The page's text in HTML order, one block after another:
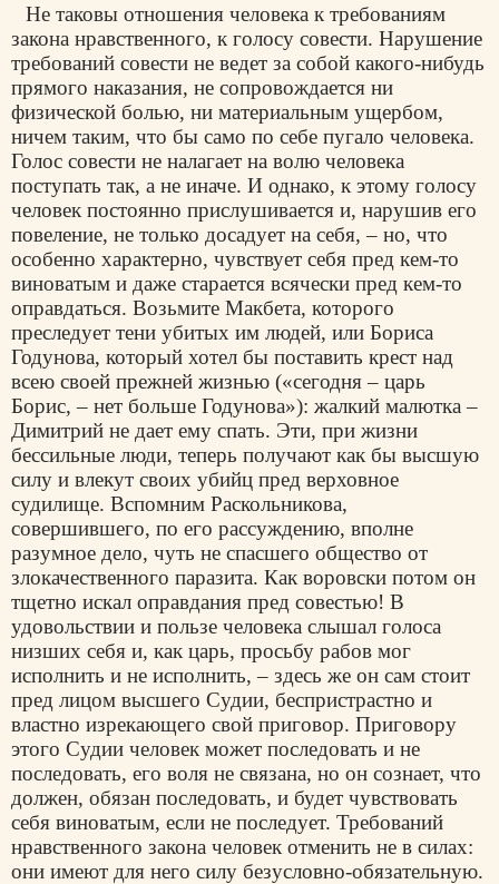
Не таковы отношения человека к требованиям
закона нравственного, к голосу совести. Нарушение
требований совести не ведет за собой какого-нибудь
прямого наказания, не сопровождается ни
физической болью, ни материальным ущербом,
ничем таким, что бы само по себе пугало человека.
Голос совести не налагает на волю человека
поступать так, а не иначе. И однако, к этому голосу
человек постоянно прислушивается и, нарушив его
повеление, не только досадует на себя, – но, что
особенно характерно, чувствует себя пред кем-то
виноватым и даже старается всячески пред кем-то
оправдаться. Возьмите Макбета, которого
преследует тени убитых им людей, или Бориса
Годунова, который хотел бы поставить крест над
всею своей прежней жизнью («сегодня – царь
Борис, – нет больше Годунова»): жалкий малютка –
Димитрий не дает ему спать. Эти, при жизни
бессильные люди, теперь получают как бы высшую
силу и влекут своих убийц пред верховное
судилище. Вспомним Раскольникова,
совершившего, по его рассуждению, вполне
разумное дело, чуть не спасшего общество от
злокачественного паразита. Как воровски потом он
тщетно искал оправдания пред совестью! В
удовольствии и пользе человека слышал голоса
низших себя и, как царь, просьбу рабов мог
исполнить и не исполнить, – здесь же он сам стоит
пред лицом высшего Судии, беспристрастно и
властно изрекающего свой приговор. Приговору
этого Судии человек может последовать и не
последовать, его воля не связана, но он сознает, что
должен, обязан последовать, и будет чувствовать
себя виноватым, если не последует. Требований
нравственного закона человек отменить не в силах:
они имеют для него силу безусловно-обязательную.